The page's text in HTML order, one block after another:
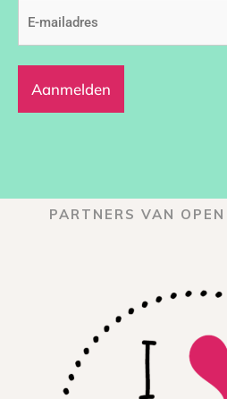
E-
mailadres
PARTNERS VAN